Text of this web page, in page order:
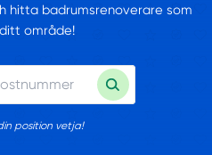
hitta badrumsrenoverare som
område!
position vetja!